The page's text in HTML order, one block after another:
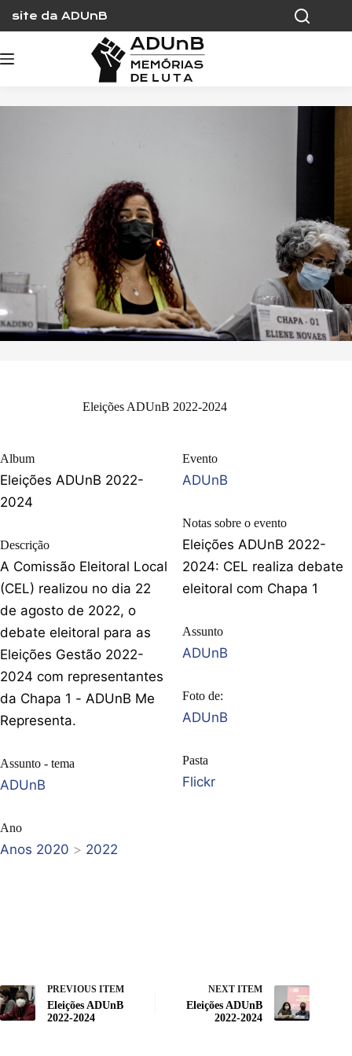
content
site da ADUnB
Eleições ADUnB 2022-2024
Album
Eleições ADUnB 2022-
2024
Descrição
A Comissão Eleitoral Local
(CEL) realizou no dia 22
de agosto de 2022, o
debate eleitoral para as
Eleições Gestão 2022-
2024 com representantes
da Chapa 1 - ADUnB Me
Representa.
Assunto - tema
ADUnB
Ano
Anos 2020 > 2022
Evento
ADUnB
Notas sobre o evento
Eleições ADUnB 2022-
2024: CEL realiza debate
eleitoral com Chapa 1
Assunto
ADUnB
Foto de:
ADUnB
Pasta
Flickr
PREVIOUS ITEM
Eleições ADUnB
2022-2024
NEXT ITEM
Eleições ADUnB
2022-2024